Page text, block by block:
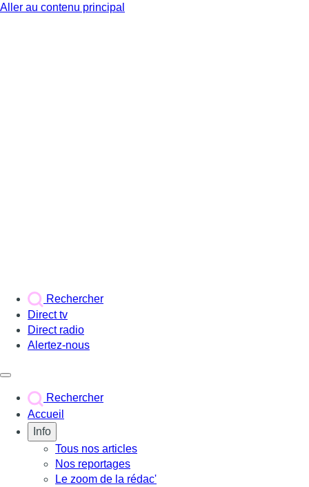
Aller au contenu principal
Rechercher
Direct tv
Direct radio
Alertez-nous
Rechercher
Accueil
Info
Tous nos articles
Nos reportages
Le zoom de la rédac'